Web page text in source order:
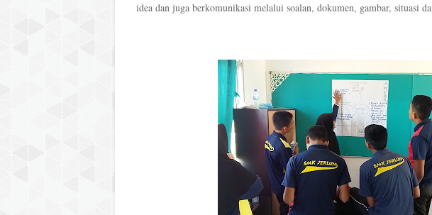
idea dan juga berkomunikasi melalui soalan, dokumen, gambar, situasi